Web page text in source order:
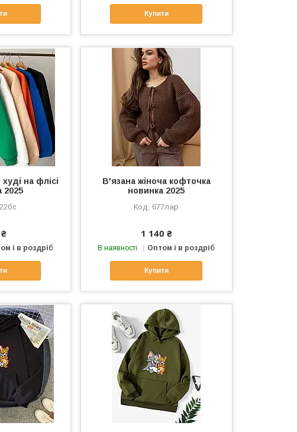
Купити
на флісі
2025
і в роздріб
В'язана жіноча кофточка
новинка 2025
677лар
1 140 ₴
В наявності Оптом і в роздріб
Купити